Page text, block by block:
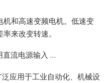
和高速变频电机。低速变
来改变转速。
直流电源输入 …
应用于工业自动化、机械设